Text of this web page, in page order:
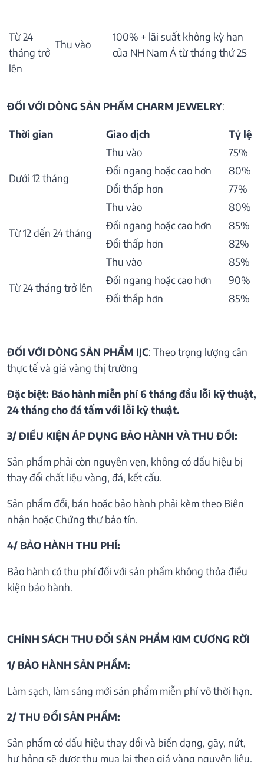
Từ 24
tháng trở
lên
Thu vào
100% + lãi suất không kỳ hạn
của NH Nam Á từ tháng thứ 25
ĐỐI VỚI DÒNG SẢN PHẨM CHARM JEWELRY:
Thời gian Giao dịch Tỷ lệ
Dưới 12 tháng
Thu vào
75%
Đổi ngang hoặc cao hơn
80%
Đổi thấp hơn
77%
Từ 12 đến 24 tháng
Thu vào
80%
Đổi ngang hoặc cao hơn
85%
Đổi thấp hơn
82%
Từ 24 tháng trở lên
Thu vào
85%
Đổi ngang hoặc cao hơn
90%
Đổi thấp hơn
85%
ĐỐI VỚI DÒNG SẢN PHẨM IJC: Theo trọng lượng cân
thực tế và giá vàng thị trường
Đặc biệt: Bảo hành miễn phí 6 tháng đầu lỗi kỹ thuật,
24 tháng cho đá tấm với lỗi kỹ thuật.
3/ ĐIỀU KIỆN ÁP DỤNG BẢO HÀNH VÀ THU ĐỒI:
Sản phẩm phải còn nguyên vẹn, không có dấu hiệu bị
thay đổi chất liệu vàng, đá, kết cấu.
Sản phẩm đổi, bán hoặc bảo hành phải kèm theo Biên
nhận hoặc Chứng thư bảo tín.
4/ BẢO HÀNH THU PHÍ:
Bảo hành có thu phí đối với sản phẩm không thỏa điều
kiện bảo hành.
CHÍNH SÁCH THU ĐỔI SẢN PHẦM KIM CƯƠNG RỜI
1/ BẢO HÀNH SẢN PHẨM:
Làm sạch, làm sáng mới sản phẩm miễn phí vô thời hạn.
2/ THU ĐỔI SẢN PHẨM:
Sản phẩm có dấu hiệu thay đổi và biến dạng, gãy, nứt,
hư hỏng sẽ được thu mua lại theo giá vàng nguyên liệu.